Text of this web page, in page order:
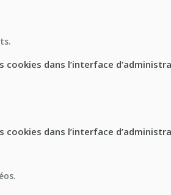
cookies dans l’interface
cookies dans l’interface